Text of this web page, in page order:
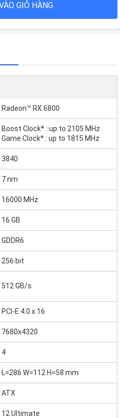
GIỎ HÀNG
Radeon™ RX 6800
Boost Clock* : up to 2105 MHz
Game Clock* : up to 1815 MHz
3840
7 nm
16000 MHz
16 GB
GDDR6
256 bit
512 GB/s
PCI-E 4.0 x 16
7680x4320
4
L=286 W=112 H=58 mm
ATX
12 Ultimate